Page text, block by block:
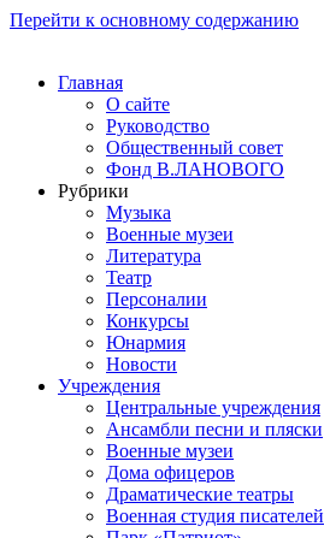
Перейти к основному содержанию
Главная
О сайте
Руководство
Общественный совет
Фонд В.ЛАНОВОГО
Рубрики
Музыка
Военные музеи
Литература
Театр
Персоналии
Конкурсы
Юнармия
Новости
Учреждения
Центральные учреждения
Ансамбли песни и пляски
Военные музеи
Дома офицеров
Драматические театры
Военная студия писателей